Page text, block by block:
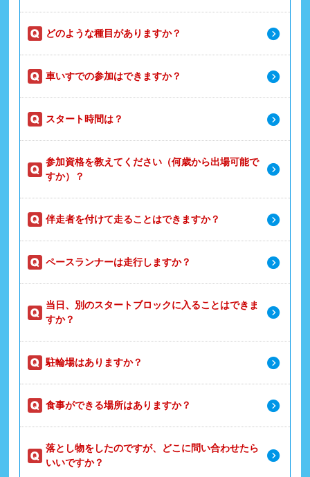
どのような種目がありますか？
車いすでの参加はできますか？
スタート時間は？
参加資格を教えてください（何歳から出場可能で
すか）？
伴走者を付けて走ることはできますか？
ペースランナーは走行しますか？
当日、別のスタートブロックに入ることはできま
すか？
駐輪場はありますか？
食事ができる場所はありますか？
落とし物をしたのですが、どこに問い合わせたら
いいですか？